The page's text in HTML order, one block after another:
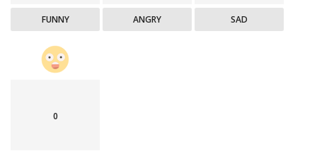
FUNNY ANGRY SAD
0